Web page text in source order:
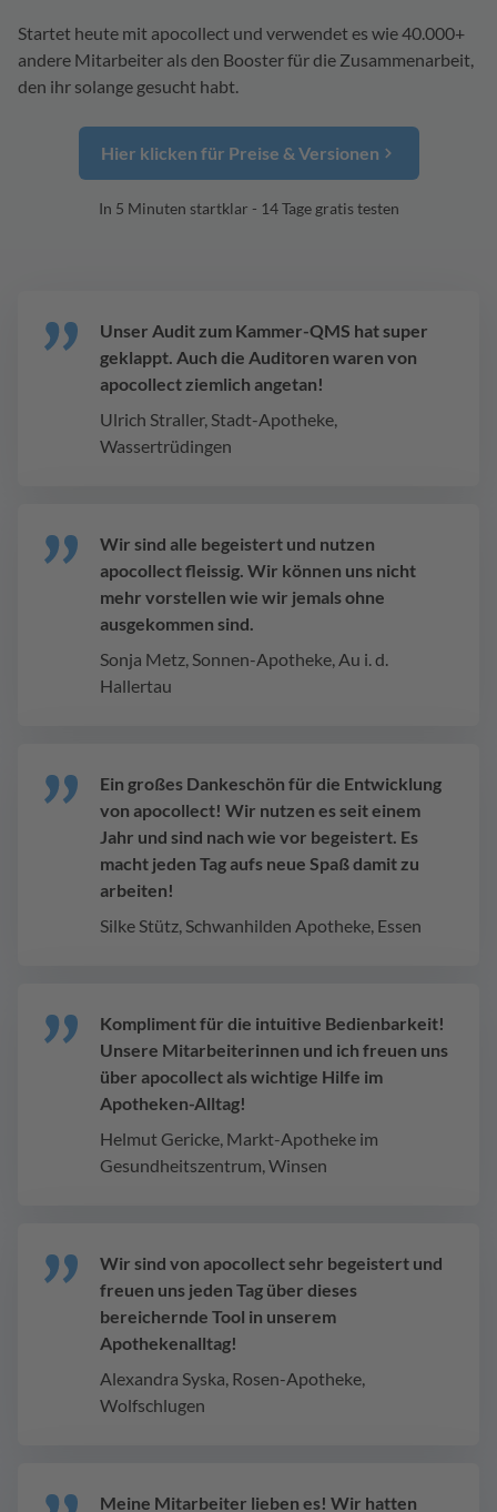
Startet heute mit apocollect und verwendet es wie 40.000+
andere Mitarbeiter als den Booster für die Zusammenarbeit,
den ihr solange gesucht habt.
Hier klicken für Preise & Versionen
In 5 Minuten startklar - 14 Tage gratis testen
Unser Audit zum Kammer-QMS hat super
geklappt. Auch die Auditoren waren von
apocollect ziemlich angetan!
Ulrich Straller, Stadt-Apotheke,
Wassertrüdingen
Wir sind alle begeistert und nutzen
apocollect fleissig. Wir können uns nicht
mehr vorstellen wie wir jemals ohne
ausgekommen sind.
Sonja Metz, Sonnen-Apotheke, Au i. d.
Hallertau
Ein großes Dankeschön für die Entwicklung
von apocollect! Wir nutzen es seit einem
Jahr und sind nach wie vor begeistert. Es
macht jeden Tag aufs neue Spaß damit zu
arbeiten!
Silke Stütz, Schwanhilden Apotheke, Essen
Kompliment für die intuitive Bedienbarkeit!
Unsere Mitarbeiterinnen und ich freuen uns
über apocollect als wichtige Hilfe im
Apotheken-Alltag!
Helmut Gericke, Markt-Apotheke im
Gesundheitszentrum, Winsen
Wir sind von apocollect sehr begeistert und
freuen uns jeden Tag über dieses
bereichernde Tool in unserem
Apothekenalltag!
Alexandra Syska, Rosen-Apotheke,
Wolfschlugen
Meine Mitarbeiter lieben es! Wir hatten